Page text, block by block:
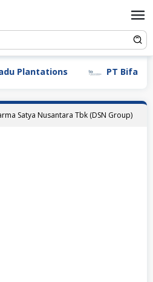
Plantations PT Bifarma
Satya Nusantara Tbk (DSN Group)